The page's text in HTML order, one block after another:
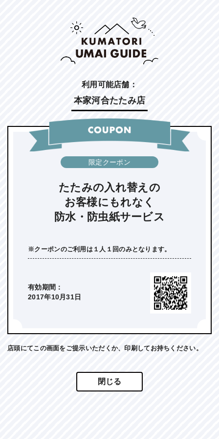
利用可能店舗：
本家河合たたみ店
限定クーポン
たたみの入れ替えの
お客様にもれなく
防水・防虫紙サービス
※クーポンのご利用は１人１回のみとなります。
有効期間：
2017年10月31日
店頭にてこの画面をご提示いただくか、印刷してお持ちください。
閉じる